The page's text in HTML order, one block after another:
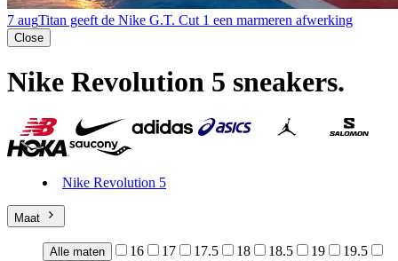
7 augTitan geeft de Nike G.T. Cut 1 een marmeren afwerking
Close
Nike Revolution 5 sneakers.
Nike Revolution 5
Maat
Alle maten 16 17 17.5 18 18.5 19
19.5